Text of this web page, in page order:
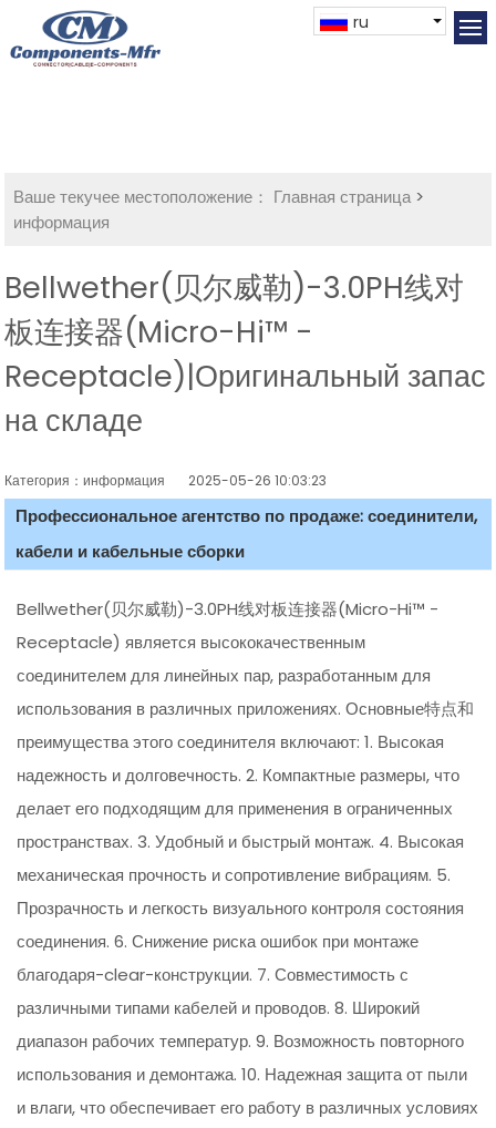
ru
Ваше текучее местоположение： Главная страница>
информация
Bellwether(贝尔威勒)-3.0PH线对
板连接器(Micro-Hi™ -
Receptacle)|Оригинальный запас
на складе
Категория：информация 2025-05-26 10:03:23
Профессиональное агентство по продаже: соединители,
кабели и кабельные сборки
Bellwether(贝尔威勒)-3.0PH线对板连接器(Micro-Hi™ -
Receptacle) является высококачественным
соединителем для линейных пар, разработанным для
использования в различных приложениях. Основные特点和
преимущества этого соединителя включают: 1. Высокая
надежность и долговечность. 2. Компактные размеры, что
делает его подходящим для применения в ограниченных
пространствах. 3. Удобный и быстрый монтаж. 4. Высокая
механическая прочность и сопротивление вибрациям. 5.
Прозрачность и легкость визуального контроля состояния
соединения. 6. Снижение риска ошибок при монтаже
благодаря-clear-конструкции. 7. Совместимость с
различными типами кабелей и проводов. 8. Широкий
диапазон рабочих температур. 9. Возможность повторного
использования и демонтажа. 10. Надежная защита от пыли
и влаги, что обеспечивает его работу в различных условиях